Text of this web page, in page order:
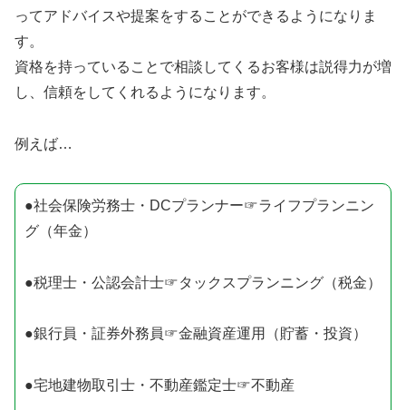
ってアドバイスや提案をすることができるようになりま
す。
資格を持っていることで相談してくるお客様は説得力が増
し、信頼をしてくれるようになります。
例えば…
●社会保険労務士・DCプランナー☞ライフプランニン
グ（年金）
●税理士・公認会計士☞タックスプランニング（税金）
●銀行員・証券外務員☞金融資産運用（貯蓄・投資）
●宅地建物取引士・不動産鑑定士☞不動産